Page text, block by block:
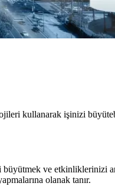
kullanarak işinizi
ve etkinliklerinizi
olanak tanır.